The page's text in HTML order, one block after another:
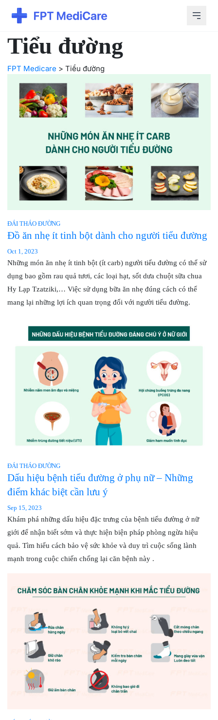
Tiểu đường
FPT Medicare > Tiểu đường
ĐÁI THÁO ĐƯỜNG
Đồ ăn nhẹ ít tinh bột dành cho người tiểu đường
Oct 1, 2023
Những món ăn nhẹ ít tinh bột (ít carb) người tiểu đường có thể sử
dụng bao gồm rau quả tươi, các loại hạt, sốt dưa chuột sữa chua
Hy Lạp Tzatziki,… Việc sử dụng bữa ăn nhẹ đúng cách có thể
mang lại những lợi ích quan trọng đối với người tiểu đường.
ĐÁI THÁO ĐƯỜNG
Dấu hiệu bệnh tiểu đường ở phụ nữ – Những
điểm khác biệt cần lưu ý
Sep 15, 2023
Khám phá những dấu hiệu đặc trưng của bệnh tiểu đường ở nữ
giới để nhận biết sớm và thực hiện biện pháp phòng ngừa hiệu
quả. Tìm hiểu cách bảo vệ sức khỏe và duy trì cuộc sống lành
mạnh trong cuộc chiến chống lại căn bệnh này .